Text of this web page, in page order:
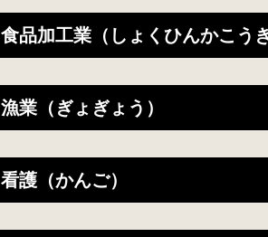
食品加工業（しょくひんかこう
漁業（ぎょぎょう）
看護（かんご）